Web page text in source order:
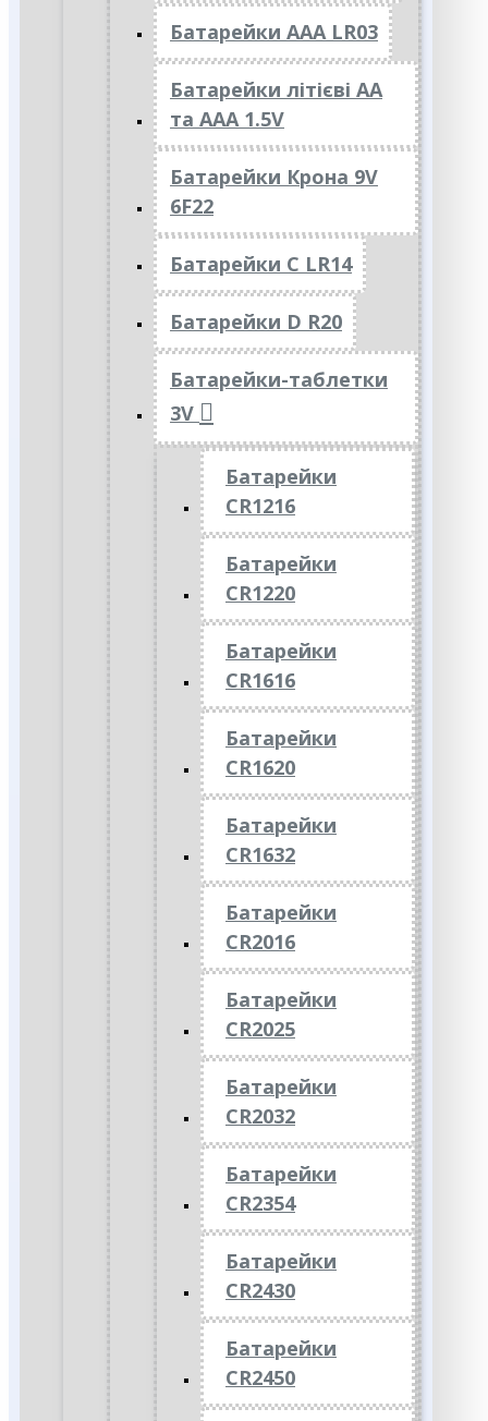
Батарейки АAА LR03
Батарейки літієві АА
та ААА 1.5V
Батарейки Крона 9V
6F22
Батарейки C LR14
Батарейки D R20
Батарейки-таблетки
3V
Батарейки
CR1216
Батарейки
CR1220
Батарейки
CR1616
Батарейки
CR1620
Батарейки
CR1632
Батарейки
CR2016
Батарейки
CR2025
Батарейки
CR2032
Батарейки
CR2354
Батарейки
CR2430
Батарейки
CR2450